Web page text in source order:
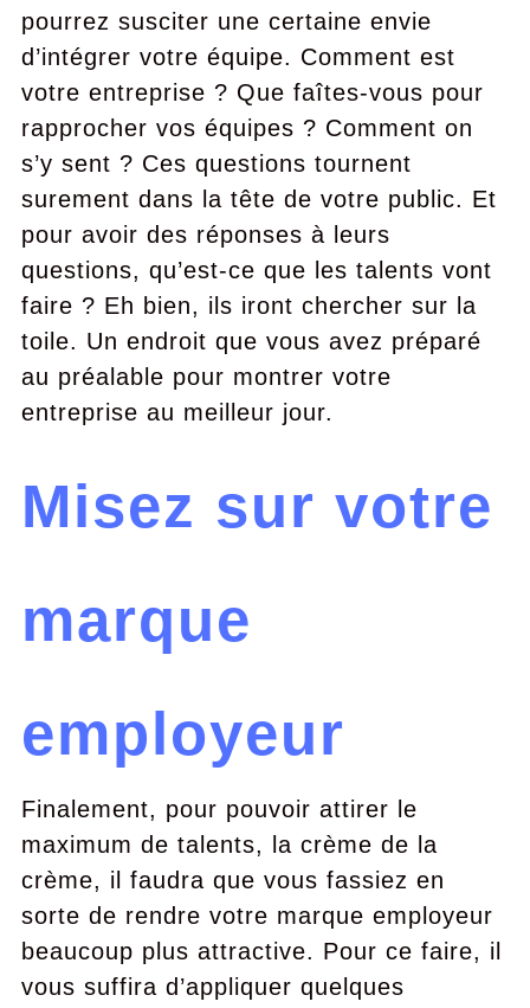
pourrez susciter une certaine envie
d’intégrer votre équipe. Comment est
votre entreprise ? Que faîtes-vous pour
rapprocher vos équipes ? Comment on
s’y sent ? Ces questions tournent
surement dans la tête de votre public. Et
pour avoir des réponses à leurs
questions, qu’est-ce que les talents vont
faire ? Eh bien, ils iront chercher sur la
toile. Un endroit que vous avez préparé
au préalable pour montrer votre
entreprise au meilleur jour.
Misez sur votre
marque
employeur
Finalement, pour pouvoir attirer le
maximum de talents, la crème de la
crème, il faudra que vous fassiez en
sorte de rendre votre marque employeur
beaucoup plus attractive. Pour ce faire, il
vous suffira d’appliquer quelques